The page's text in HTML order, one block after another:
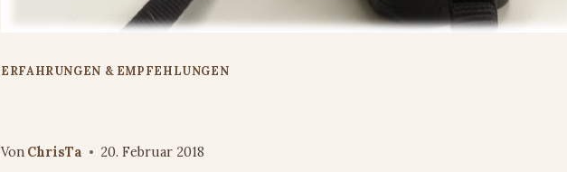
ERFAHRUNGEN & EMPFEHLUNGEN
Von ChrisTa 20. Februar 2018